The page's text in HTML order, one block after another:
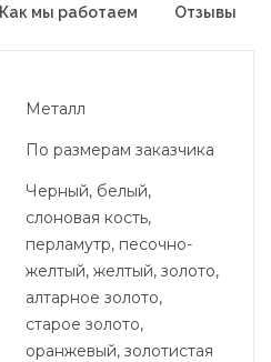
Как мы работаем Отзывы
Металл
По размерам заказчика
Черный, белый,
слоновая кость,
перламутр, песочно-
желтый, желтый, золото,
алтарное золото,
старое золото,
оранжевый, золотистая